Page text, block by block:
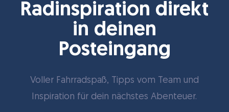
Radinspiration direkt
in deinen
Posteingang
Voller Fahrradspaß, Tipps vom Team und
Inspiration für dein nächstes Abenteuer.